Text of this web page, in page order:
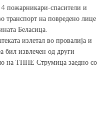
пожарникари-спасители и
транспорт на повредено лице
Беласица.
излетал во провалија и
бил извлечен од други
на ТППЕ Струмица заедно со